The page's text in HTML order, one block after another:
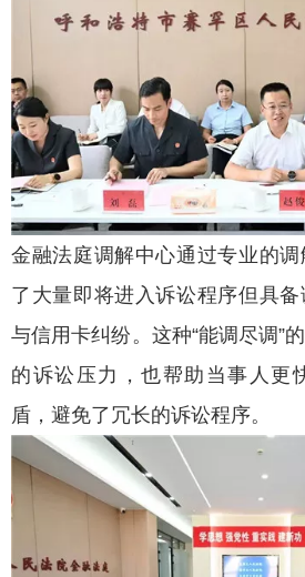
金融法庭调解中心通过专业的
了大量即将进入诉讼程序但具
与信用卡纠纷。这种“能调尽调”
的诉讼压力，也帮助当事人更
盾，避免了冗长的诉讼程序。